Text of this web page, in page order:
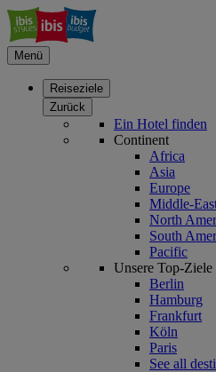
Menü
Reiseziele
Zurück
Ein Hotel finden
Continent
Africa
Asia
Europe
Middle-
North
South
Pacific
Unsere Top-Ziele
Berlin
Hamburg
Frankfurt
Köln
Paris
See all